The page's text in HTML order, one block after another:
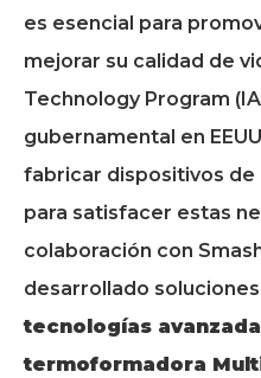
es esencial para
mejorar su calidad de
Technology Program
gubernamental en
fabricar dispositivos de
para satisfacer estas
colaboración con
desarrollado
tecnologías
termoformadora